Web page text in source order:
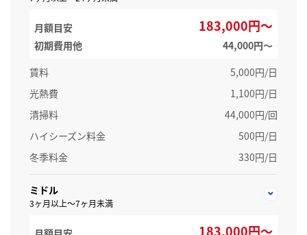
月額目安 183,000円～
初期費用他
44,000円〜
賃料
5,000円/日
光熱費
1,100円/日
清掃料
44,000円/回
ハイシーズン料金
500円/日
冬季料金
330円/日
ミドル
3ヶ月以上～7ヶ月未満
183,000円～